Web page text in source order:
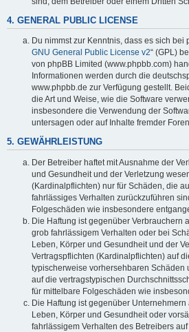
4. GENERAL PUBLIC LICENSE
Du nimmst zur Kenntnis, dass es sich bei
GNU General Public License v2“ (GPL)
von phpBB Limited (www.phpbb.com)
Informationen werden durch die
www.phpbb.de zur Verfügung gestellt.
die Art und Weise, wie die Software
insbesondere die Verwendung der
untersagen oder auf Inhalte fremder
5. GEWÄHRLEISTUNG
Der Betreiber haftet mit Ausnahme der
und Gesundheit und der Verletzung
(Kardinalpflichten) nur für Schäden, die
fahrlässiges Verhalten zurückzuführen
Folgeschäden wie insbesondere
Die Haftung ist gegenüber Verbrauchern
grob fahrlässigem Verhalten oder bei
Leben, Körper und Gesundheit und der
Vertragspflichten (Kardinalpflichten) auf
typischerweise vorhersehbaren Schäden
auf die vertragstypischen
für mittelbare Folgeschäden wie
Die Haftung ist gegenüber
Leben, Körper und Gesundheit oder
fahrlässigem Verhalten des Betreibers